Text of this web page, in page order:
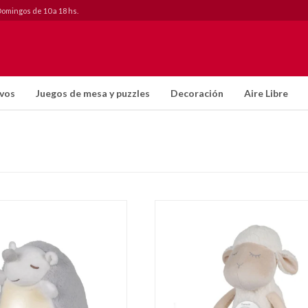
Juegos de mesa y puzzles Decoración Aire Libre
de 10 a 18 hs.